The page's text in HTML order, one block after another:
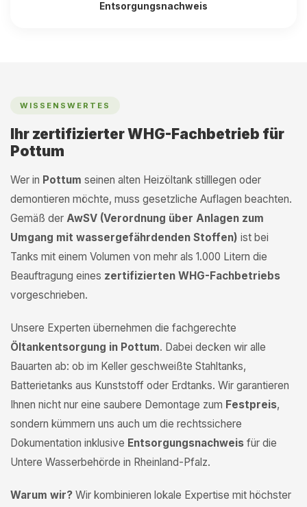
Entsorgungsnachweis
WISSENSWERTES
Ihr zertifizierter WHG-Fachbetrieb für
Pottum
Wer in Pottum seinen alten Heizöltank stilllegen oder
demontieren möchte, muss gesetzliche Auflagen beachten.
Gemäß der AwSV (Verordnung über Anlagen zum
Umgang mit wassergefährdenden Stoffen) ist bei
Tanks mit einem Volumen von mehr als 1.000 Litern die
Beauftragung eines zertifizierten WHG-Fachbetriebs
vorgeschrieben.
Unsere Experten übernehmen die fachgerechte
Öltankentsorgung in Pottum. Dabei decken wir alle
Bauarten ab: ob im Keller geschweißte Stahltanks,
Batterietanks aus Kunststoff oder Erdtanks. Wir garantieren
Ihnen nicht nur eine saubere Demontage zum Festpreis,
sondern kümmern uns auch um die rechtssichere
Dokumentation inklusive Entsorgungsnachweis für die
Untere Wasserbehörde in Rheinland-Pfalz.
Warum wir? Wir kombinieren lokale Expertise mit höchster